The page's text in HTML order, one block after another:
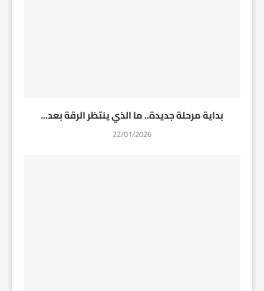
بداية مرحلة جديدة.. ما الذي ينتظر الرقة بعد...
22/01/2026